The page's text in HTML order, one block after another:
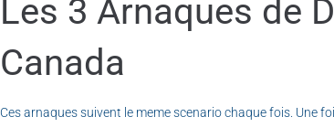
Les 3 Arnaques de
Canada
Ces arnaques suivent le meme scenario chaque fois. Une